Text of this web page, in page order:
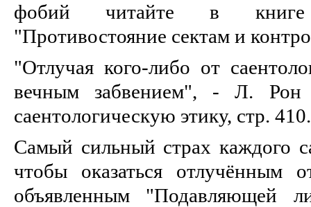
фобий читайте в книге
"Противостояние сектам и
"Отлучая кого-либо от
вечным забвением", - Л. Рон
саентологическую этику, стр. 410.
Самый сильный страх каждого
чтобы оказаться отлучённым
объявленным "Подавляющей